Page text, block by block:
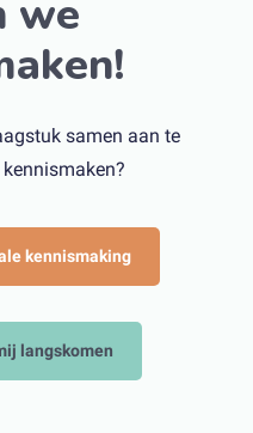
we
samen aan te
kennismaking
langskomen